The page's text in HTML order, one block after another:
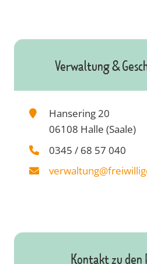
Verwaltung &
Hansering 20
06108 Halle (Saale)
0345 / 68 57 040
verwaltung
Kontakt zu den